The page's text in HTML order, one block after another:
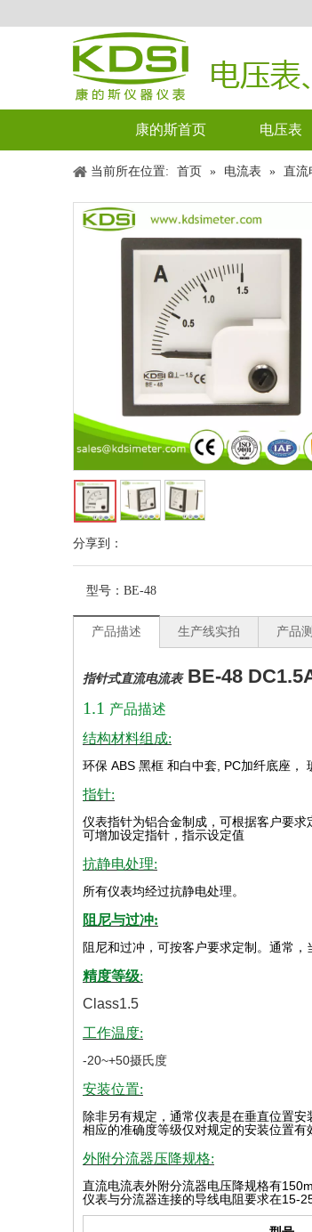
康的斯首页 电压表
当前所在位置: 首页 » 电流表 » 直流
分享到：
型号： BE-48
产品描述 生产线实拍 产品
指针式直流电流表BE-48
1.1 产品描述
结构材料组成:
环保 ABS 黑框 和白中套 , PC加纤底座，
指针:
仪表指针为铝合金制成，可根据客户要求
可增加设定指针，指示设定值
抗静电处理:
所有仪表均经过抗静电处理。
阻尼与过冲:
阻尼和过冲，可按客户要求定制。通常，
精度等级:
Class1.5
工作温度:
-20~+50摄氏度
安装位置:
除非另有规定，通常仪表是在垂直位置
相应的准确度等级仅对规定的安装位置有
外附分流器压降规格:
直流电流表外附分流器电压降规格有
仪表与分流器连接的导线电阻要求在15-